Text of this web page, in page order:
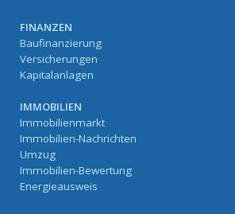
FINANZEN
Baufinanzierung
Versicherungen
Kapitalanlagen
IMMOBILIEN
Immobilienmarkt
Immobilien-Nachrichten
Umzug
Immobilien-Bewertung
Energieausweis